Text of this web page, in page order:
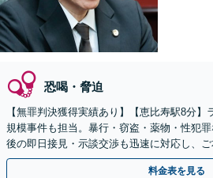
恐喝・脅迫
【無罪判決獲得実績あり】【恵比寿駅8分
規模事件も担当。暴行・窃盗・薬物・性犯
後の即日接見・示談交渉も迅速に対応し、
小限に抑えます。【初回相談可能】【WEB
料金表を見る